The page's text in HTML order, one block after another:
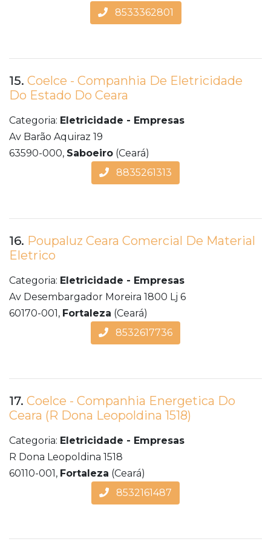
8533362801
15. Coelce - Companhia De Eletricidade
Do Estado Do Ceara
Categoria: Eletricidade - Empresas
Av Barão Aquiraz 19
63590-000, Saboeiro (Ceará)
8835261313
16. Poupaluz Ceara Comercial De Material
Eletrico
Categoria: Eletricidade - Empresas
Av Desembargador Moreira 1800 Lj 6
60170-001, Fortaleza (Ceará)
8532617736
17. Coelce - Companhia Energetica Do
Ceara (R Dona Leopoldina 1518)
Categoria: Eletricidade - Empresas
R Dona Leopoldina 1518
60110-001, Fortaleza (Ceará)
8532161487